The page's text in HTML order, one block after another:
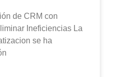
de CRM con
Ineficiencias La
se ha